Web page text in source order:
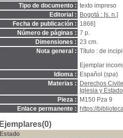
Tipo de documento : texto impreso
Editorial :
Bogotá : [s. n.]
Fecha de publicación : 1866]
Número de páginas : 7 p.
Dimensiones : 23 cm.
Nota general : Título : de
Ejemplar
Idioma :
Español (spa)
Materias :
Derechos
Iglesia y
Pieza :
M150 Pza 9
Enlace permanente :
https://
Ejemplares(0)
Estado